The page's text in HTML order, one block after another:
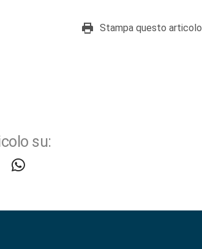
Stampa questo articolo
su: